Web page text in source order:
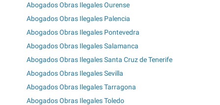
Abogados Obras Ilegales Ourense
Abogados Obras Ilegales Palencia
Abogados Obras Ilegales Pontevedra
Abogados Obras Ilegales Salamanca
Abogados Obras Ilegales Santa Cruz de Tenerife
Abogados Obras Ilegales Sevilla
Abogados Obras Ilegales Tarragona
Abogados Obras Ilegales Toledo